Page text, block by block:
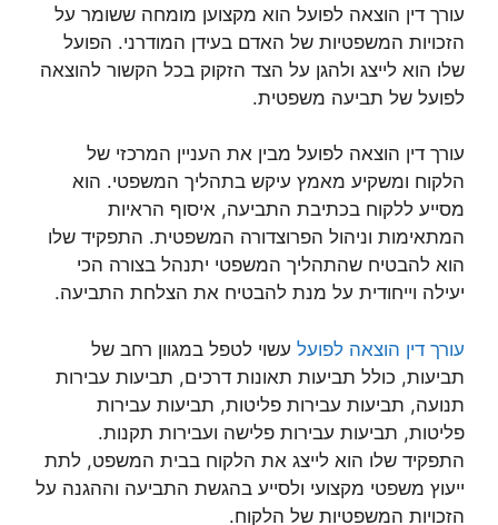
עורך דין הוצאה לפועל הוא מקצוען מומחה ששומר על
הזכויות המשפטיות של האדם בעידן המודרני. הפועל
שלו הוא לייצג ולהגן על הצד הזקוק בכל הקשור להוצאה
לפועל של תביעה משפטית.
עורך דין הוצאה לפועל מבין את העניין המרכזי של
הלקוח ומשקיע מאמץ עיקש בתהליך המשפטי. הוא
מסייע ללקוח בכתיבת התביעה, איסוף הראיות
המתאימות וניהול הפרוצדורה המשפטית. התפקיד שלו
הוא להבטיח שהתהליך המשפטי יתנהל בצורה הכי
יעילה וייחודית על מנת להבטיח את הצלחת התביעה.
עורך דין הוצאה לפועל עשוי לטפל במגוון רחב של
תביעות, כולל תביעות תאונות דרכים, תביעות עבירות
תנועה, תביעות עבירות פליטות, תביעות עבירות
פליטות, תביעות עבירות פלישה ועבירות תקנות.
התפקיד שלו הוא לייצג את הלקוח בבית המשפט, לתת
ייעוץ משפטי מקצועי ולסייע בהגשת התביעה וההגנה על
הזכויות המשפטיות של הלקוח.